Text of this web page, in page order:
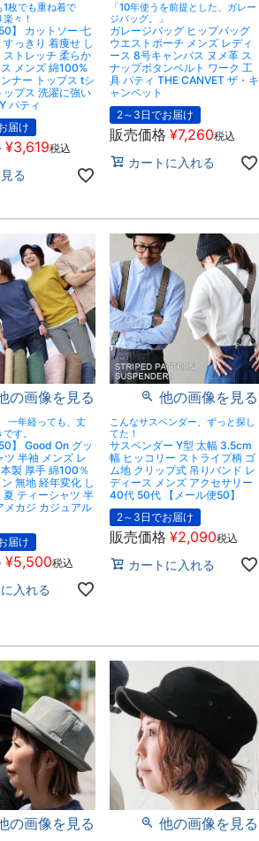
1枚でも重ね着で
々！
】 カットソー 七
っきり 着痩せ し
ストレッチ 柔らか
メンズ 綿100%
ナー トップス tシ
ップス 洗濯に強い
パティ
届け
¥3,619税込
る
「10年使うを前提とした、ガレー
ジバッグ。」
ガレージバッグ ヒップバッグ
ウエストポーチ メンズ レディ
ース 8号キャンバス ヌメ革 ス
ナップボタンベルト ワーク 工
具 パティ THE CANVET ザ・キ
ャンベット
2～3日でお届け
販売価格 ¥7,260税込
カートに入れる
の画像を見る
経っても、丈
す。
】 Good On グッ
ツ 半袖 メンズ レ
製 厚手 綿100％
無地 経年変化 し
夏 ティーシャツ 半
メカジ カジュアル
届け
¥5,500税込
入れる
他の画像を見る
こんなサスペンダー、ずっと探し
てた！
サスペンダー Y型 太幅 3.5cm
幅 ヒッコリー ストライプ柄 ゴ
ム地 クリップ式 吊りバンド レ
ディース メンズ アクセサリー
40代 50代 【メール便50】
2～3日でお届け
販売価格 ¥2,090税込
カートに入れる
の画像を見る 他の画像を見る